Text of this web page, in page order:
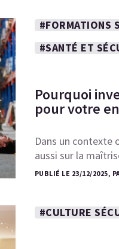
#FORMATIONS
#SANTÉ ET
Pourquoi
pour votre
Dans un contexte
aussi sur la
PUBLIÉ LE 23/12/2025,
#CULTURE